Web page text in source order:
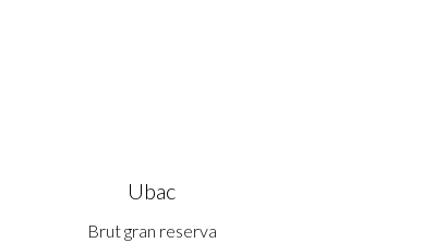
Ubac
Brut gran reserva